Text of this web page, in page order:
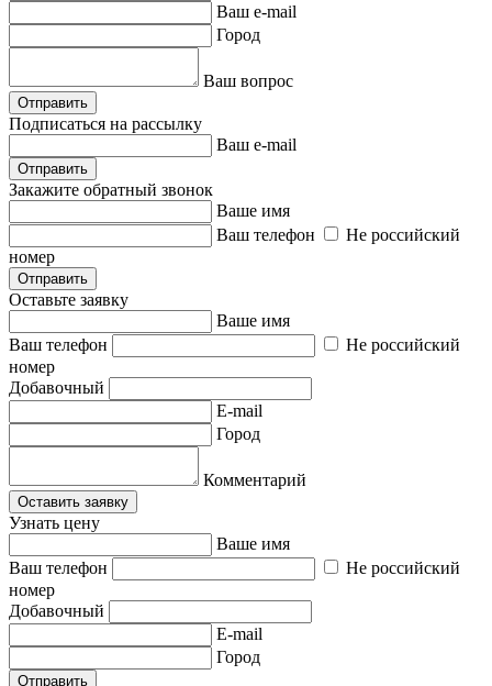
Ваш e-mail
Город
Ваш вопрос
Отправить
Подписаться на рассылку
Ваш e-mail
Отправить
Закажите обратный звонок
Ваше имя
Ваш телефон
Не российский
номер
Отправить
Оставьте заявку
Ваше имя
Ваш телефон
Не российский
номер
Добавочный
E-mail
Город
Комментарий
Оставить заявку
Узнать цену
Ваше имя
Ваш телефон
Не российский
номер
Добавочный
E-mail
Город
Отправить